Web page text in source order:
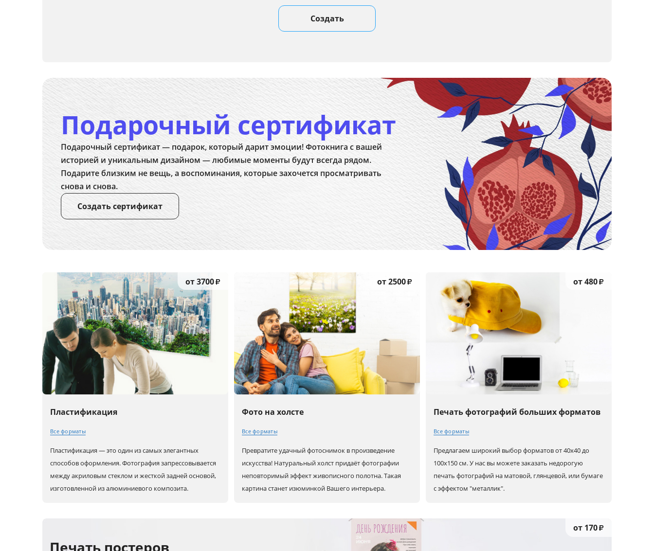
Создать
Подарочный сертификат
Подарочный сертификат — подарок, который дарит эмоции! Фотокнига с вашей
историей и уникальным дизайном — любимые моменты будут всегда рядом.
Подарите близким не вещь, а воспоминания, которые захочется просматривать
снова и снова.
Создать сертификат
Пластификация
от 3700₽
Пластификация — это один из самых элегантных
способов оформления. Фотография запрессовывается
между акриловым стеклом и жесткой задней основой,
изготовленной из алюминиевого композита.
Все форматы
30x20 (А4)
40x30 (А3)
50x40
80x60 (А1)
90x60
120x80
80x80
Фото на холсте
от 2500₽
Превратите удачный фотоснимок в произведение
искусства! Натуральный холст придаёт фотографии
неповторимый эффект живописного полотна. Такая
картина станет изюминкой Вашего интерьера.
Все форматы
30x20 (А4)
40x30 (А3)
80x60 (А1)
90x60
80x80
100x100
60x30
90x30
Печать фотографий больших форматов
от 480₽
Предлагаем широкий выбор форматов от 40х40 до
100х150 см. У нас вы можете заказать недорогую
печать фотографий на матовой, глянцевой, или бумаге
с эффектом "металлик".
Все форматы
40x40
50x40
60x50
90x50
100x70
Печать постеров
от 170₽